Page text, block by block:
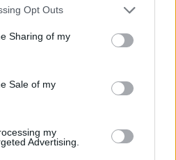
app uses one or more Google
behaviour. You may click to
and its third-party tags to
purposes in below Google
Opt Outs
Sharing of my
Sale of my
my
Advertising.